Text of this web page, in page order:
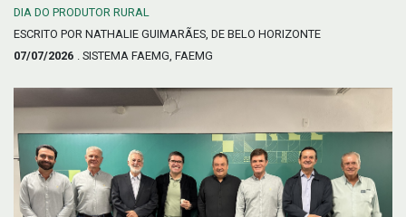
DIA DO PRODUTOR RURAL
ESCRITO POR NATHALIE GUIMARÃES, DE BELO HORIZONTE
07/07/2026 . SISTEMA FAEMG, FAEMG